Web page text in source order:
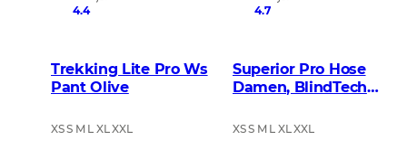
4.4
Trekking Lite Pro Ws
Pant Olive
XS S M L XL XXL
4.7
Superior Pro Hose
Damen, BlindTech
XS S M L XL XXL